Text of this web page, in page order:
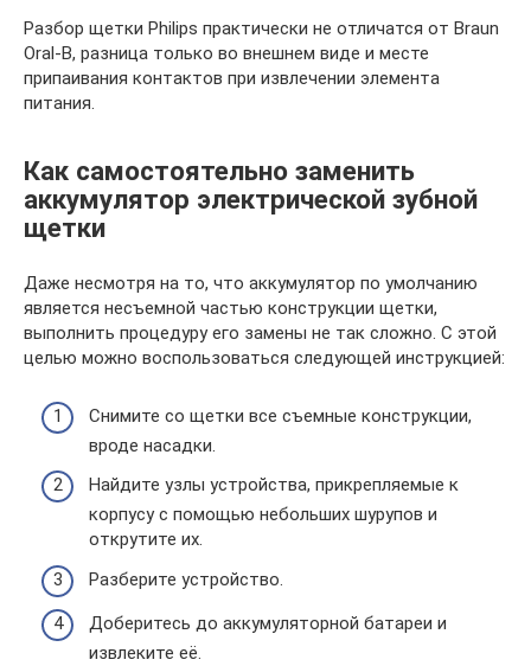
Разбор щетки Philips практически не отличатся от Braun
Oral-B, разница только во внешнем виде и месте
припаивания контактов при извлечении элемента
питания.
Как самостоятельно заменить
аккумулятор электрической зубной
щетки
Даже несмотря на то, что аккумулятор по умолчанию
является несъемной частью конструкции щетки,
выполнить процедуру его замены не так сложно. С этой
целью можно воспользоваться следующей инструкцией:
Снимите со щетки все съемные конструкции,
вроде насадки.
Найдите узлы устройства, прикрепляемые к
корпусу с помощью небольших шурупов и
открутите их.
Разберите устройство.
Доберитесь до аккумуляторной батареи и
извлеките её.